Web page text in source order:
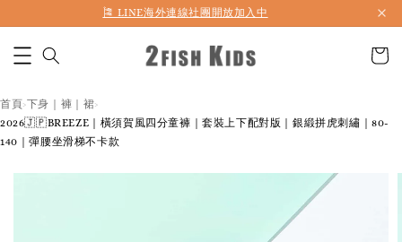
🎏 LINE海外連線社團開放加入中
首頁›下身｜褲｜裙›
2026🇯🇵BREEZE｜橫須賀風四分童褲｜套裝上下配對版｜銀緞拼虎刺繡｜80-
140｜彈腰坐滑梯不卡款